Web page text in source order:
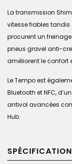
La transmission
vitesse fiables
procurent un
pneus gravel anti-
améliorent le confort
Le Tempo est
Bluetooth et NFC,
antivol avancées
Hub.